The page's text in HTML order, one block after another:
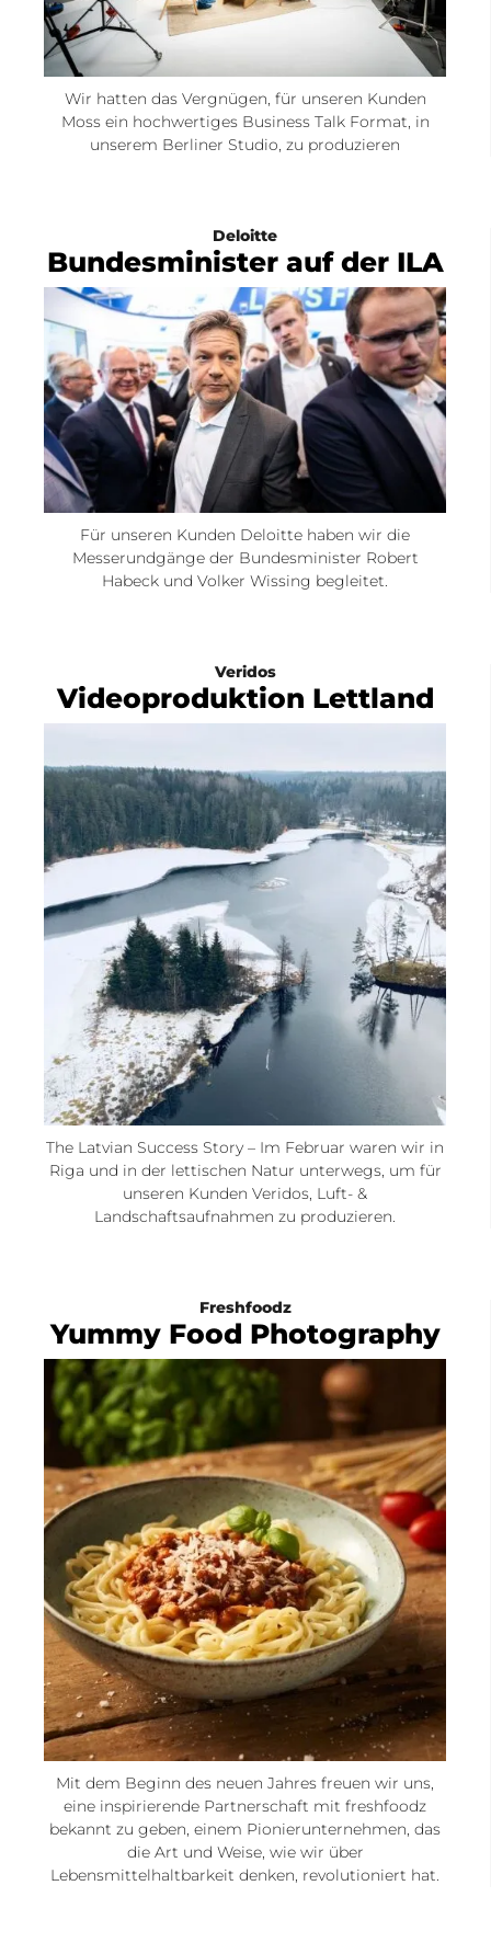
Wir hatten das Vergnügen, für unseren Kunden
Moss ein hochwertiges Business Talk Format, in
unserem Berliner Studio, zu produzieren
Deloitte
Bundesminister auf der ILA
Für unseren Kunden Deloitte haben wir die
Messerundgänge der Bundesminister Robert
Habeck und Volker Wissing begleitet.
Veridos
Videoproduktion Lettland
The Latvian Success Story – Im Februar waren wir in
Riga und in der lettischen Natur unterwegs, um für
unseren Kunden Veridos, Luft- &
Landschaftsaufnahmen zu produzieren.
Freshfoodz
Yummy Food Photography
Mit dem Beginn des neuen Jahres freuen wir uns,
eine inspirierende Partnerschaft mit freshfoodz
bekannt zu geben, einem Pionierunternehmen, das
die Art und Weise, wie wir über
Lebensmittelhaltbarkeit denken, revolutioniert hat.